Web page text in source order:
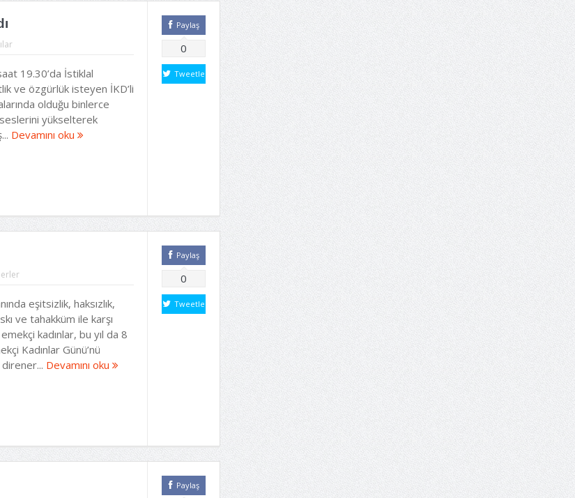
19.30’da İstiklal
ve özgürlük isteyen İKD’li
olduğu binlerce
seslerini yükselterek
Devamını oku
Paylaş
0
Tweetle
eşitsizlik, haksızlık,
ve tahakküm ile karşı
kadınlar, bu yıl da 8
Kadınlar Günü’nü
direner... Devamını oku
Paylaş
0
Tweetle
Paylaş